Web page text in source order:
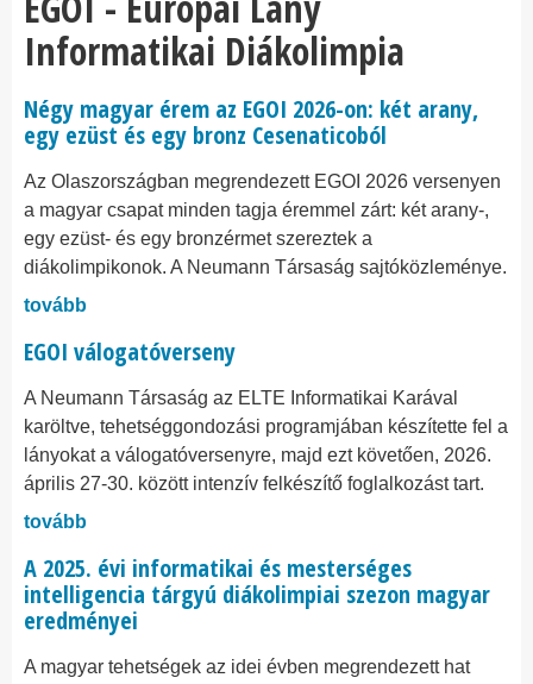
Informatikai Diákolimpia
Négy magyar érem az EGOI 2026-on: két arany,
egy ezüst és egy bronz Cesenaticoból
Az Olaszországban megrendezett EGOI 2026 versenyen
a magyar csapat minden tagja éremmel zárt: két arany-,
egy ezüst- és egy bronzérmet szereztek a
diákolimpikonok. A Neumann Társaság sajtóközleménye.
tovább
EGOI válogatóverseny
A Neumann Társaság az ELTE Informatikai Karával
karöltve, tehetséggondozási programjában készítette fel a
lányokat a válogatóversenyre, majd ezt követően, 2026.
április 27-30. között intenzív felkészítő foglalkozást tart.
tovább
A 2025. évi informatikai és mesterséges
intelligencia tárgyú diákolimpiai szezon magyar
eredményei
A magyar tehetségek az idei évben megrendezett hat